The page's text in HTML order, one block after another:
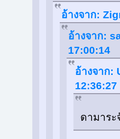
อ้างจาก:
อ้างจาก:
17:00:14
อ้างจาก:
12:36:27
ดามาระ